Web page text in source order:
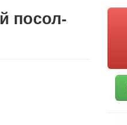
посол-